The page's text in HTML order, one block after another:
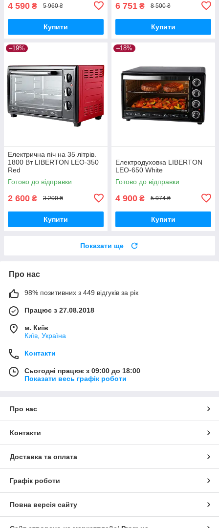
4 590 ₴ 5 960 ₴
Купити
6 751 ₴ 8 500 ₴
Купити
–19%
Електрична піч на 35 літрів.
1800 Вт LIBERTON LEO-350
Red
Готово до відправки
2 600 ₴ 3 200 ₴
Купити
–18%
Електродуховка LIBERTON
LEO-650 White
Готово до відправки
4 900 ₴ 5 974 ₴
Купити
Показати ще
Про нас
98% позитивних з 449 відгуків за рік
Працює з 27.08.2018
м. Київ
Київ, Україна
Контакти
Сьогодні працює з 09:00 до 18:00
Показати весь графік роботи
Про нас
Контакти
Доставка та оплата
Графік роботи
Повна версія сайту